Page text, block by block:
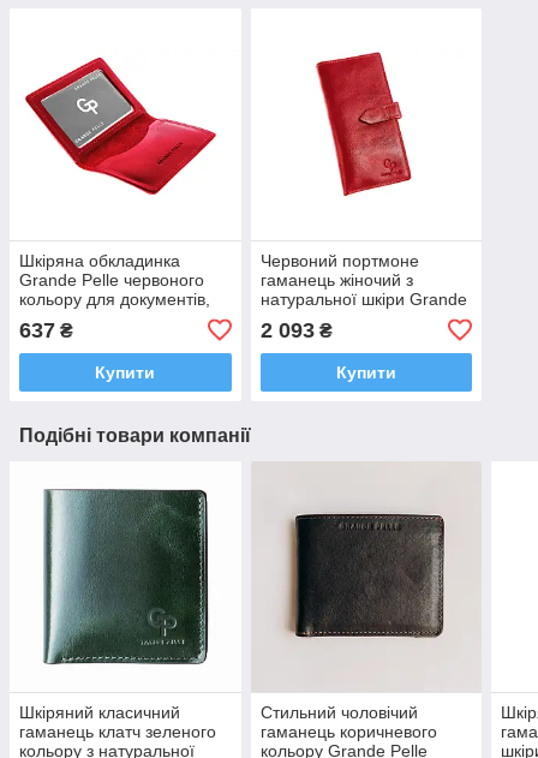
Шкіряна обкладинка
Grande Pelle червоного
кольору для документів,
посвідчення, тех паспорта
637 ₴
Купити
Червоний портмоне
гаманець жіночий з
натуральної шкіри Grande
Pelle вертикальний клатч
для купюр, монет та
карток
2 093₴
Купити
Подібні товари компанії
Шкіряний класичний
гаманець клатч зеленого
кольору з натуральної
Стильний чоловічий
гаманець коричневого
кольору Grande Pelle